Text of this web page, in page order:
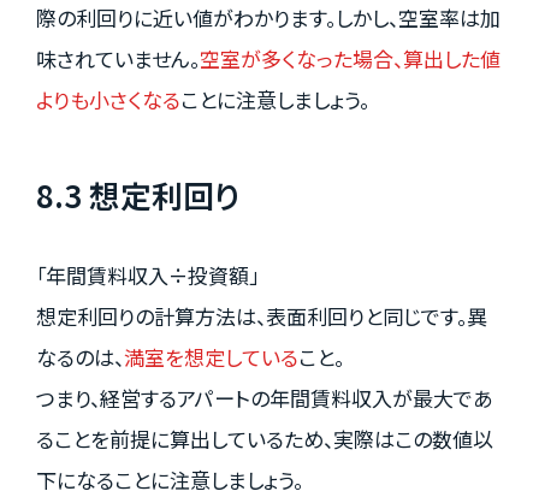
際の利回りに近い値がわかります。しかし、空室率は加
味されていません。空室が多くなった場合、算出した値
よりも小さくなることに注意しましょう。
8.3 想定利回り
「年間賃料収入÷投資額」
想定利回りの計算方法は、表面利回りと同じです。異
なるのは、満室を想定していること。
つまり、経営するアパートの年間賃料収入が最大であ
ることを前提に算出しているため、実際はこの数値以
下になることに注意しましょう。